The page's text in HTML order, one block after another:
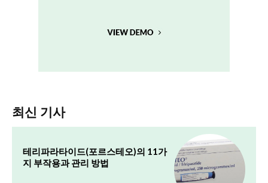
최신 기사
테리파라타이드(포르스테오)의 11가
지 부작용과 관리 방법